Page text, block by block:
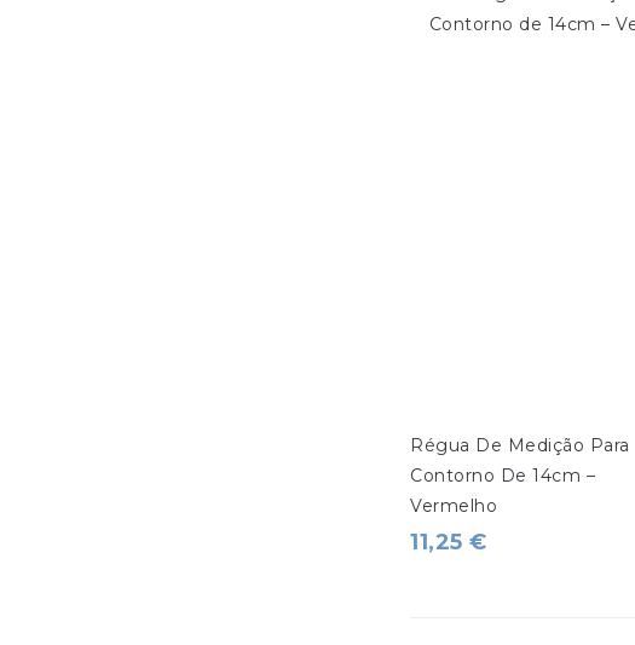
Régua De Medição Para
Contorno De 14cm –
Vermelho
11,25 €